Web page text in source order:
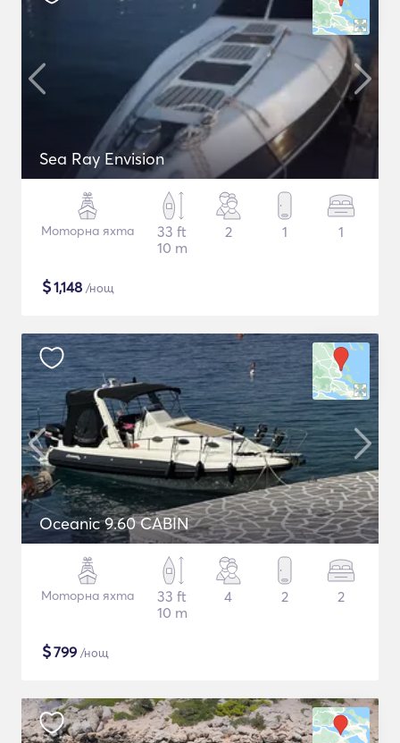
Sea Ray Envision
Моторна яхта
33 ft
10 m
2 1 1
$1,148 /нощ
Oceanic 9.60 CABIN
Моторна яхта
33 ft
10 m
4 2 2
$799 /нощ